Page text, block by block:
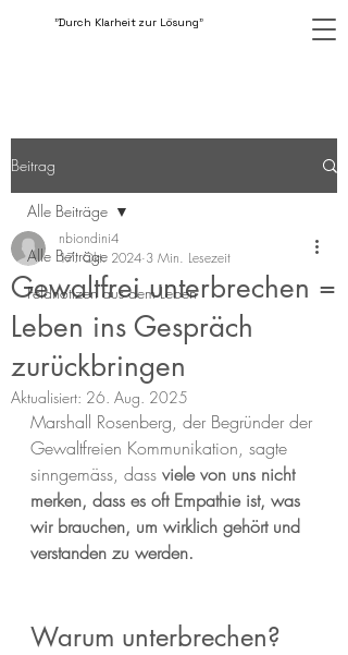
"Durch Klarheit zur Lösung"
Beitrag
Alle Beiträge
Feldnotizen aus dem Leben
Alle Beiträge
Gewaltfrei unterbrechen =
Leben ins Gespräch
zurückbringen
nbiondini4
17. Okt. 2024 3 Min. Lesezeit
Aktualisiert: 26. Aug. 2025
Marshall Rosenberg, der Begründer der
Gewaltfreien Kommunikation, sagte
sinngemäss, dass viele von uns nicht
merken, dass es oft Empathie ist, was
wir brauchen, um wirklich gehört und
verstanden zu werden.
Warum unterbrechen?